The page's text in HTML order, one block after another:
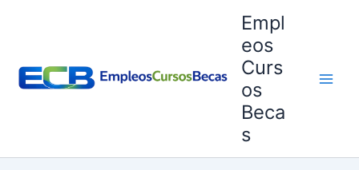
Empl
eos
Curs
os
Beca
s